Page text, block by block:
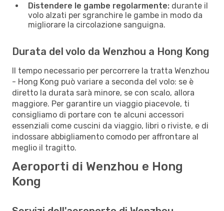
Distendere le gambe regolarmente: durante il
volo alzati per sgranchire le gambe in modo da
migliorare la circolazione sanguigna.
Durata del volo da Wenzhou a Hong Kong
Il tempo necessario per percorrere la tratta Wenzhou
- Hong Kong può variare a seconda del volo: se è
diretto la durata sarà minore, se con scalo, allora
maggiore. Per garantire un viaggio piacevole, ti
consigliamo di portare con te alcuni accessori
essenziali come cuscini da viaggio, libri o riviste, e di
indossare abbigliamento comodo per affrontare al
meglio il tragitto.
Aeroporti di Wenzhou e Hong
Kong